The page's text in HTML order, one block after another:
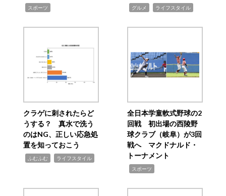
スポーツ グルメ ライフスタイル
クラゲに刺されたらど
うする？ 真水で洗う
のはNG、正しい応急処
置を知っておこう
ふむふむ ライフスタイル
全日本学童軟式野球の2
回戦 初出場の西陵野
球クラブ（岐阜）が3回
戦へ マクドナルド・
トーナメント
スポーツ